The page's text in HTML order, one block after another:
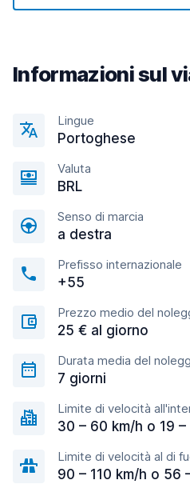
Informazioni sul
Lingue
Portoghese
Valuta
BRL
Senso di marcia
a destra
Prefisso internazionale
+55
Prezzo medio del
25 € al giorno
Durata media del
7 giorni
Limite di velocità
30 – 60 km/h o 19 –
Limite di velocità al di
90 – 110 km/h o 56